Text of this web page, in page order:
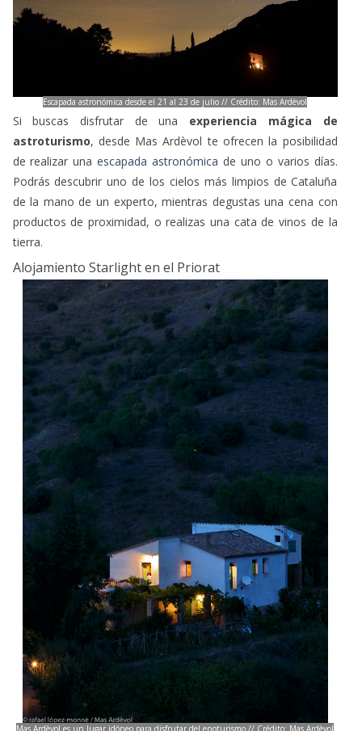
experiencia mágica de
, desde Mas Ardèvol te ofrecen la posibilidad
escapada astronómica
Podrás descubrir uno de los cielos más limpios de Cataluña
de la mano de un experto, mientras degustas una cena con
productos de proximidad, o realizas una cata de vinos de la
Alojamiento Starlight en el Priorat